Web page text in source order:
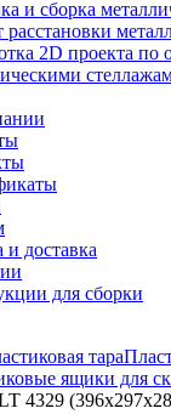
и сборка
расстановки
2D проекта
и доставка
для сборки
тара
ящики для
4329